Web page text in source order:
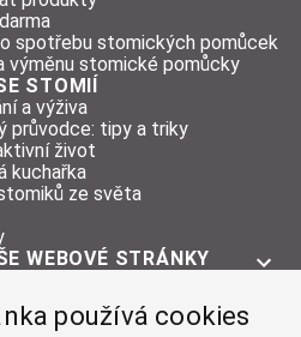
používá cookies
spotřebu stomických pomůcek
výměnu stomické pomůcky
STOMIÍ
a výživa
průvodce: tipy a triky
život
kuchařka
ze světa
WEBOVÉ STRÁNKY